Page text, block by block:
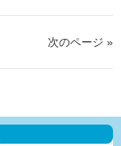
次のページ »